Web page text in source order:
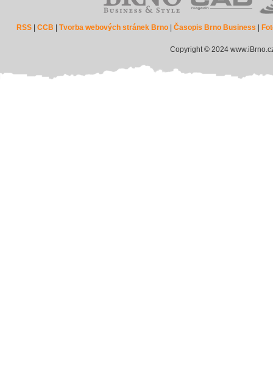
RSS |CCB |Tvorba webových stránek Brno |Časopis Brno Business
Copyright © 2024